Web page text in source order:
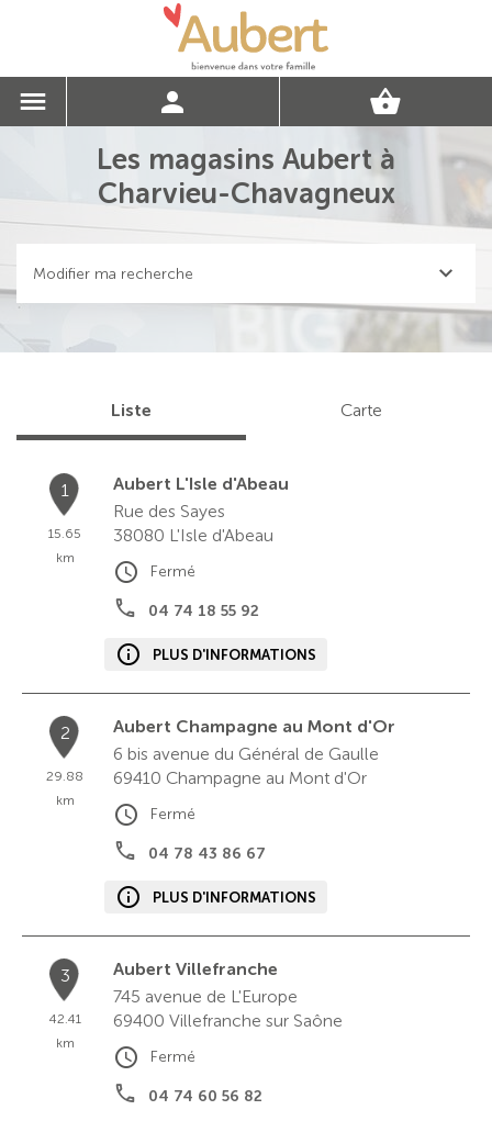
Les magasins Aubert à
Charvieu-Chavagneux
Modifier ma recherche
Liste Carte
1
15.65
km
Aubert L'Isle d'Abeau
Rue des Sayes
38080 L'Isle d'Abeau
04 74 18 55 92
Fermé
PLUS D'INFORMATIONS
2
29.88
km
Aubert Champagne au Mont d'Or
6 bis avenue du Général de Gaulle
69410 Champagne au Mont d'Or
04 78 43 86 67
Fermé
PLUS D'INFORMATIONS
3
42.41
km
Aubert Villefranche
745 avenue de L'Europe
69400 Villefranche sur Saône
04 74 60 56 82
Fermé